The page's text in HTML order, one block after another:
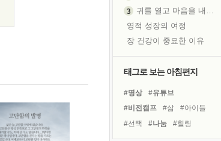
귀를 열고 마음을 내어주고
영적 성장의 여정
장 건강이 중요한 이유
흙이 된 몸으로 출근하는 여자
태그로 보는 아침편지
#명상
#유튜브
#비전캠프
#삶
#아이들
#선택
#나눔
#힐링